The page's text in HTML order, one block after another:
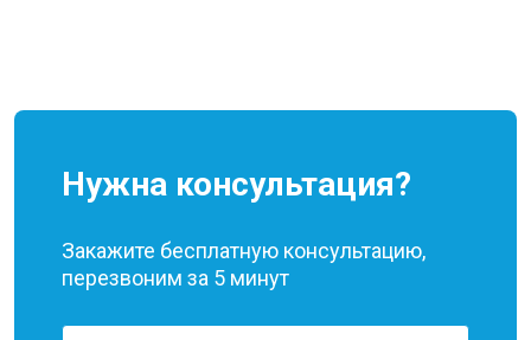
Нужна консультация?
Закажите бесплатную консультацию,
перезвоним за 5 минут